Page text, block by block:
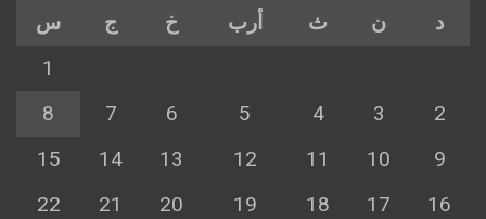
د
ن ث أرب خ ج
س
1
2
3
4
5
6
7
8
9
10
11
12
13
14
15
16
17
18
19
20
21
22